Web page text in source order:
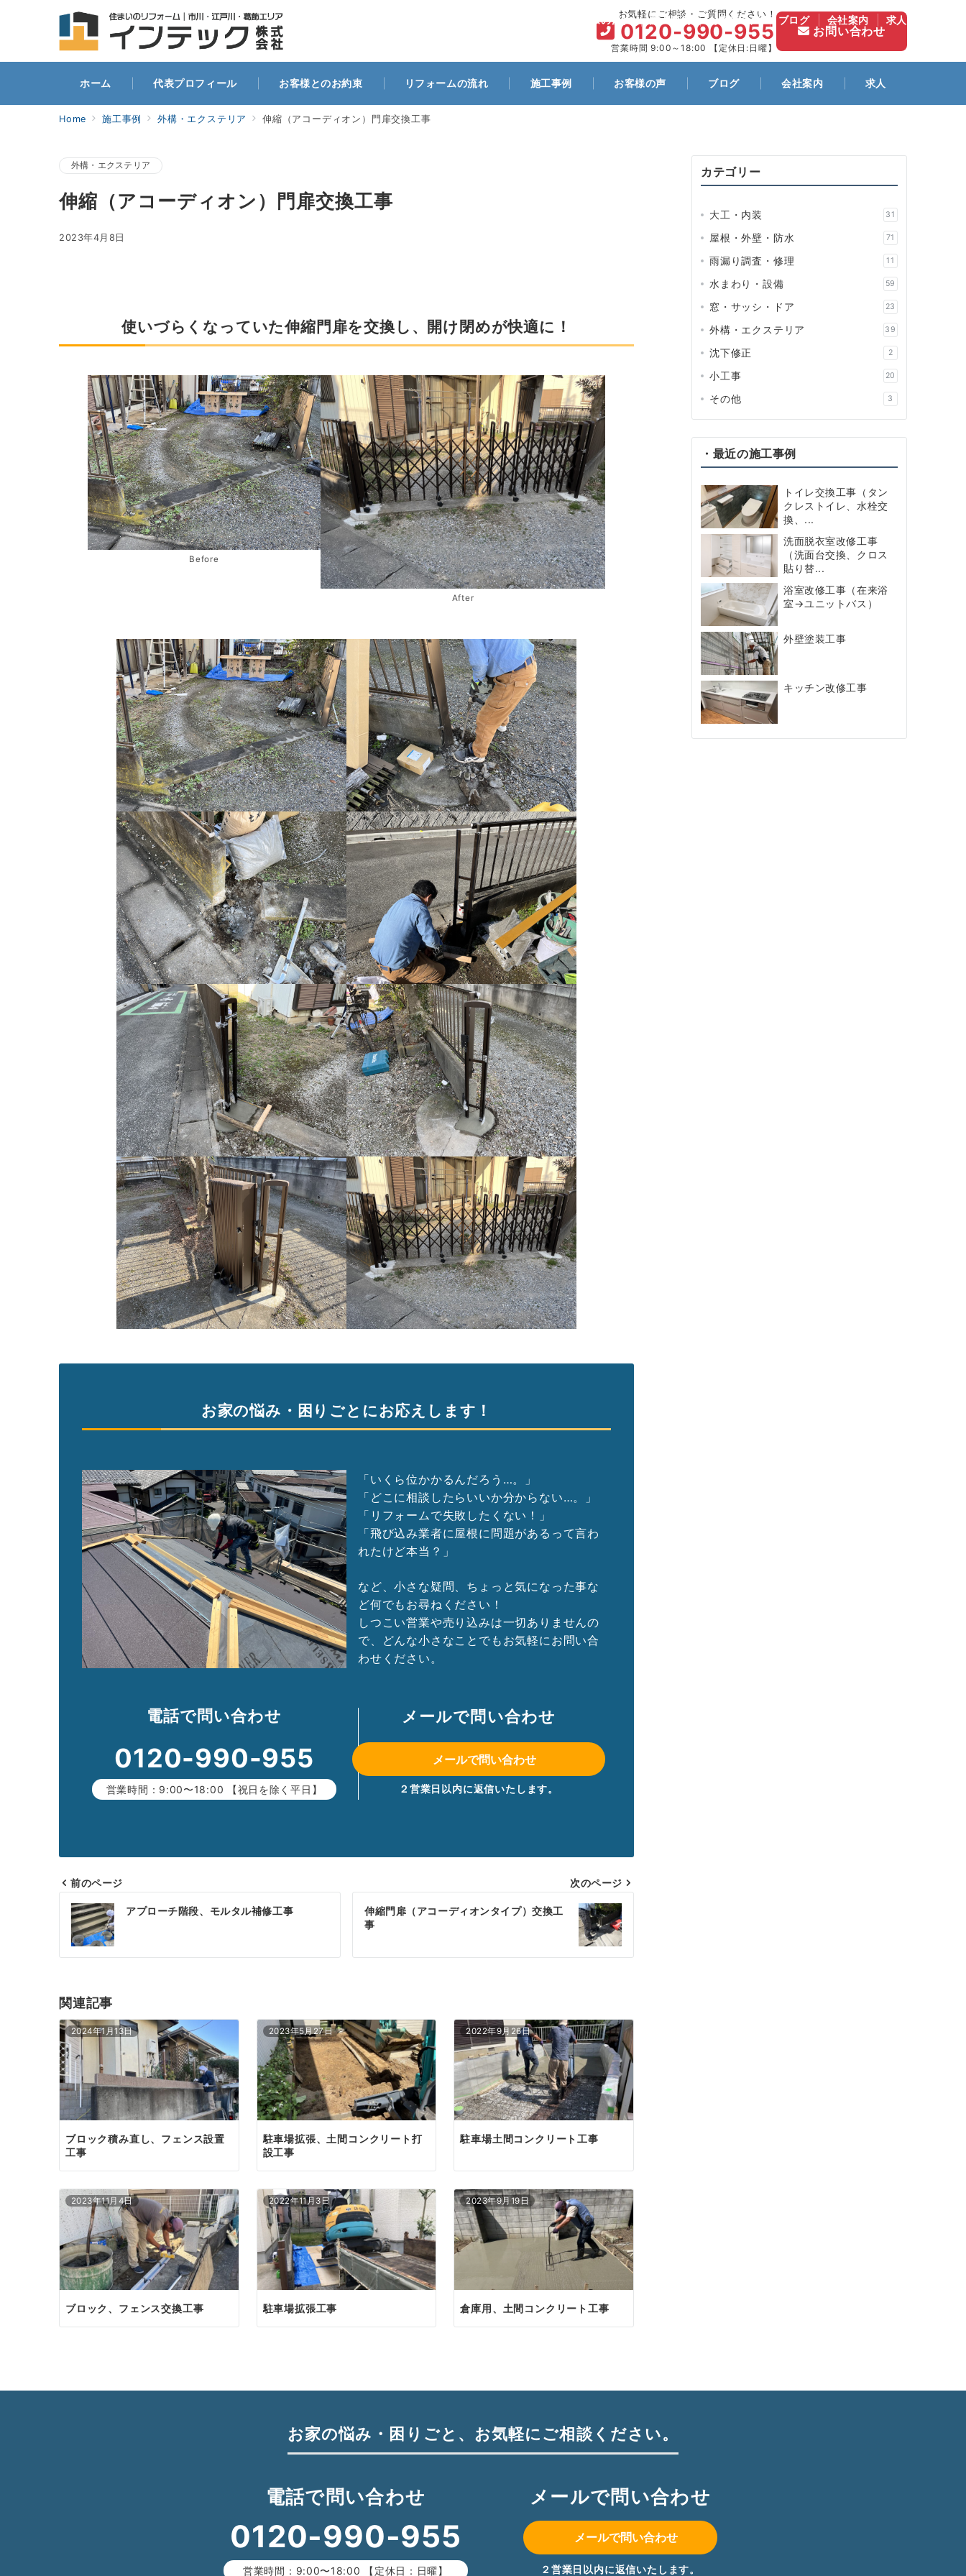
お気軽にご相談・ご質問ください！
0120-990-955
営業時間 9:00～18:00 【定休日:日曜】
お問い合わせ
ホーム 代表プロフィール お客様とのお約束 リフォームの流れ 施工事例 お客様の声 ブログ 会社案内 求人
リフォームの流れ 施工事例 お客様の声 ブログ 会社案内 求人
Home 施工事例 外構・エクステリア 伸縮（アコーディオン）門扉交換工事
外構・エクステリア
伸縮（アコーディオン）門扉交換工事
2023年4月8日
使いづらくなっていた伸縮門扉を交換し、開け閉めが快適に！
Before
After
お家の悩み・困りごとにお応えします！
「いくら位かかるんだろう…。」
「どこに相談したらいいか分からない…。」
「リフォームで失敗したくない！」
「飛び込み業者に屋根に問題があるって言わ
れたけど本当？」
など、小さな疑問、ちょっと気になった事な
ど何でもお尋ねください！
しつこい営業や売り込みは一切ありませんの
で、どんな小さなことでもお気軽にお問い合
わせください。
電話で問い合わせ
0120-990-955
営業時間：9:00〜18:00 【祝日を除く平日】
メールで問い合わせ
メールで問い合わせ
２営業日以内に返信いたします。
投
稿
ナ
ゲ
ー
シ
ョ
ン
前のページ
アプローチ階段、モルタル補修工事
次のページ
伸縮門扉（アコーディオンタイプ）交換工
事
関連記事
2024年1月13日
ブロック積み直し、フェンス設置
工事
2023年5月27日
駐車場拡張、土間コンクリート打
設工事
2022年9月26日
駐車場土間コンクリート工事
2023年11月4日
ブロック、フェンス交換工事
2022年11月3日
駐車場拡張工事
2023年9月19日
倉庫用、土間コンクリート工事
カテゴリー
大工・内装 31
屋根・外壁・防水 71
雨漏り調査・修理 11
水まわり・設備 59
窓・サッシ・ドア 23
外構・エクステリア 39
沈下修正 2
小工事 20
その他 3
・最近の施工事例
トイレ交換工事（タン
クレストイレ、水栓交
換、...
洗面脱衣室改修工事
（洗面台交換、クロス
貼り替...
浴室改修工事（在来浴
室→ユニットバス）
外壁塗装工事
キッチン改修工事
お家の悩み・困りごと、 お気軽にご相談ください。
電話で問い合わせ
0120-990-955
営業時間：9:00〜18:00 【定休日：日曜】
メールで問い合わせ
メールで問い合わせ
２営業日以内に返信いたします。